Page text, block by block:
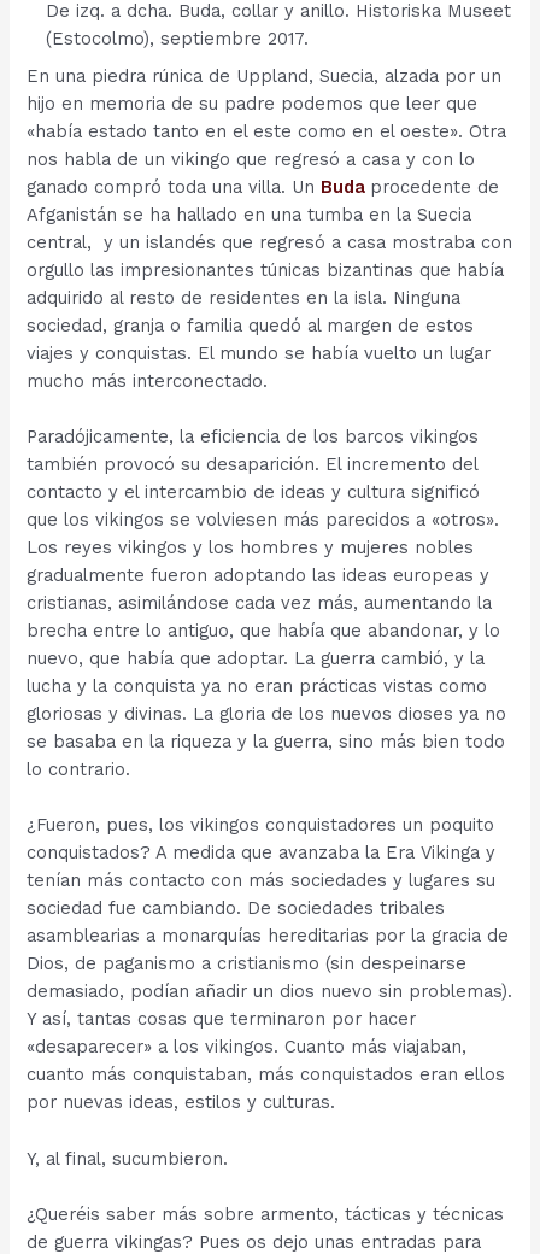
De izq. a dcha. Buda, collar y anillo. Historiska Museet
(Estocolmo), septiembre 2017.
En una piedra rúnica de Uppland, Suecia, alzada por un
hijo en memoria de su padre podemos que leer que
«había estado tanto en el este como en el oeste». Otra
nos habla de un vikingo que regresó a casa y con lo
ganado compró toda una villa. Un Buda procedente de
Afganistán se ha hallado en una tumba en la Suecia
central, y un islandés que regresó a casa mostraba con
orgullo las impresionantes túnicas bizantinas que había
adquirido al resto de residentes en la isla. Ninguna
sociedad, granja o familia quedó al margen de estos
viajes y conquistas. El mundo se había vuelto un lugar
mucho más interconectado.
Paradójicamente, la eficiencia de los barcos vikingos
también provocó su desaparición. El incremento del
contacto y el intercambio de ideas y cultura significó
que los vikingos se volviesen más parecidos a «otros».
Los reyes vikingos y los hombres y mujeres nobles
gradualmente fueron adoptando las ideas europeas y
cristianas, asimilándose cada vez más, aumentando la
brecha entre lo antiguo, que había que abandonar, y lo
nuevo, que había que adoptar. La guerra cambió, y la
lucha y la conquista ya no eran prácticas vistas como
gloriosas y divinas. La gloria de los nuevos dioses ya no
se basaba en la riqueza y la guerra, sino más bien todo
lo contrario.
¿Fueron, pues, los vikingos conquistadores un poquito
conquistados? A medida que avanzaba la Era Vikinga y
tenían más contacto con más sociedades y lugares su
sociedad fue cambiando. De sociedades tribales
asamblearias a monarquías hereditarias por la gracia de
Dios, de paganismo a cristianismo (sin despeinarse
demasiado, podían añadir un dios nuevo sin problemas).
Y así, tantas cosas que terminaron por hacer
«desaparecer» a los vikingos. Cuanto más viajaban,
cuanto más conquistaban, más conquistados eran ellos
por nuevas ideas, estilos y culturas.
Y, al final, sucumbieron.
¿Queréis saber más sobre armento, tácticas y técnicas
de guerra vikingas? Pues os dejo unas entradas para